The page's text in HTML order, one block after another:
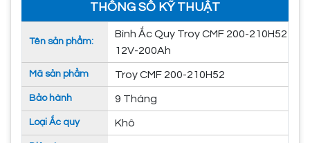
THÔNG SỐ KỸ THUẬT
Tên sản phẩm:
Bình Ắc Quy Troy CMF 200-210H52
12V-200Ah
Mã sản phẩm Troy CMF 200-210H52
Bảo hành 9 Tháng
Loại Ắc quy Khô